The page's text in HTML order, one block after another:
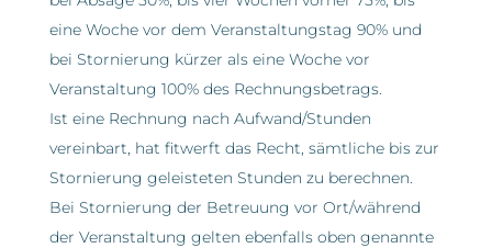
eine Woche vor dem Veranstaltungstag 90% und
bei Stornierung kürzer als eine Woche vor
Veranstaltung 100% des Rechnungsbetrags.
Ist eine Rechnung nach Aufwand/Stunden
vereinbart, hat fitwerft das Recht, sämtliche bis zur
Stornierung geleisteten Stunden zu berechnen.
Bei Stornierung der Betreuung vor Ort/während
der Veranstaltung gelten ebenfalls oben genannte